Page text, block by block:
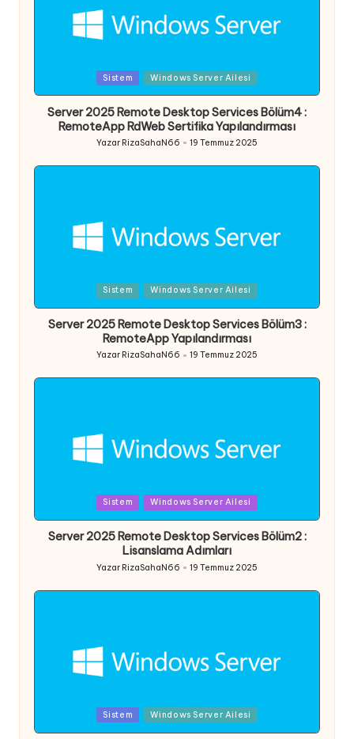
in
Sistem Windows Server Ailesi
Server 2025 Remote Desktop Services Bölüm4 :
RemoteApp RdWeb Sertifika Yapılandırması
Posted
by
Yazar RizaSahaN66 19 Temmuz 2025
in
Sistem Windows Server Ailesi
Server 2025 Remote Desktop Services Bölüm3 :
RemoteApp Yapılandırması
Posted
by
Yazar RizaSahaN66 19 Temmuz 2025
in
Sistem Windows Server Ailesi
Server 2025 Remote Desktop Services Bölüm2 :
Lisanslama Adımları
Posted
Yazar RizaSahaN66 19 Temmuz 2025
in
Sistem Windows Server Ailesi